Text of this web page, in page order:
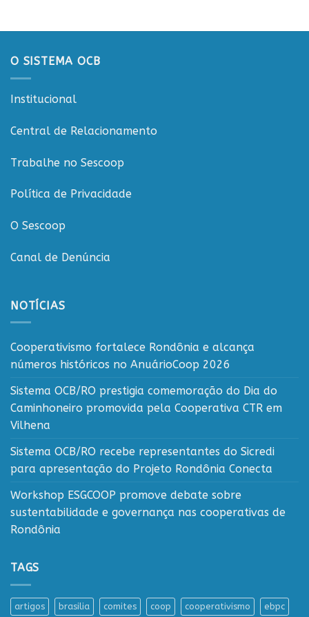
Rondônia
20
cooperativismo
O SISTEMA OCB
Institucional
Central de Relacionamento
Trabalhe no Sescoop
Política de Privacidade
O Sescoop
Canal de Denúncia
NOTÍCIAS
Cooperativismo fortalece Rondônia e alcança
números históricos no AnuárioCoop 2026
Sistema OCB/RO prestigia comemoração do Dia do
Caminhoneiro promovida pela Cooperativa CTR em
Vilhena
Sistema OCB/RO recebe representantes do Sicredi
para apresentação do Projeto Rondônia Conecta
Workshop ESGCOOP promove debate sobre
sustentabilidade e governança nas cooperativas de
Rondônia
TAGS
artigos brasilia comites coop cooperativismo ebpc